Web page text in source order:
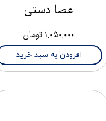
عصا دستی
۱,۰۵۰,۰۰۰ تومان
افزودن به سبد خرید